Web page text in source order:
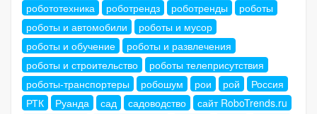
робототехника
роботрендз роботренды
роботы
роботы и автомобили
роботы и мусор
роботы и обучение
роботы и развлечения
роботы и строительство
роботы телеприсутствия
роботы-транспортеры
робошум рои рой
Россия
РТК
Руанда сад садоводство
сайт RoboTrends.ru